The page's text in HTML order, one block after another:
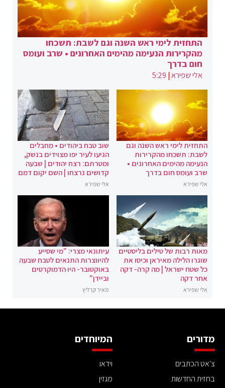
התחזית לימי ראש השנה וגם לשבת: תשכחו
מהקרירות הנעימה מהימים האחרונים • שרב ועומס
חום בדרך
אלי שפירא|
5:29
התחזית לימי ראש השנה וגם
לשבת: תשכחו מהקרירות
הנעימה מהימים האחרונים •
שרב ועומס חום בדרך
אלי שפירא
שוב טבח ביהודים • מחבלים
הגיעו לעיר יפו מצוידים בנשק,
ומטרתם: רצח יהודים | שבעה
קדושים נרצחו | השם יקום דמם
אלי שפירא
מאות רבות של טילים בליסטיים
שוגרו הלילה מאיראן וכיסו את
כל שטח ישראל | מה קרה- דקה
אחר דקה
אלי שפירא
עיתונאי מצרי: "מי שסייע
להיווצרות התנאים לטבח שבעה
באוקטובר- היו הדמוקרטים
וביידן"
מאיר קרליץ
מדורים
צ'אט הכתבים
בחזית החדשות
המיוחדים
וידאו
מגזין